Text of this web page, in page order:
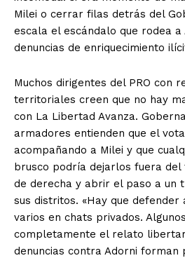
Milei o cerrar filas detrás del
escala el escándalo que rodea
denuncias de enriquecimiento
Muchos dirigentes del PRO con
territoriales creen que no hay
con La Libertad Avanza.
armadores entienden que el
acompañando a Milei y que
brusco podría dejarlos fuera
de derecha y abrir el paso a un
sus distritos. «Hay que defender
varios en chats privados.
completamente el relato
denuncias contra Adorni forman